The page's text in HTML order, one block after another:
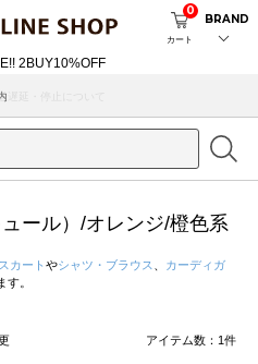
カート
0
BRAND
延・停止について
ール）/オレンジ/橙色系
スカート やシャツ・ブラウス
カーディガ
。
アイテム数： 1件